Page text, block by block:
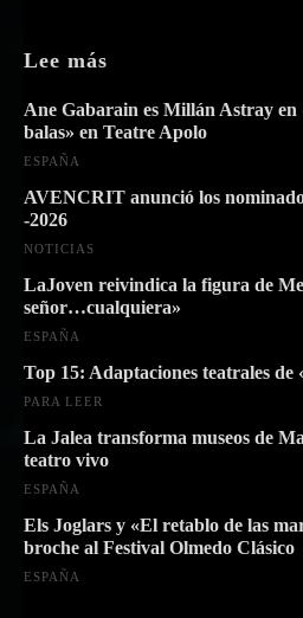
Lee más
Ane Gabarain es Millán Astray en
balas» en Teatre Apolo
ESPAÑA
AVENCRIT anunció los
-2026
NOTICIAS
LaJoven reivindica la figura de
señor…cualquiera»
ESPAÑA
Top 15: Adaptaciones teatrales de
PARA LEER
La Jalea transforma museos de
teatro vivo
ESPAÑA
Els Joglars y «El retablo de las
broche al Festival Olmedo Clásico
ESPAÑA